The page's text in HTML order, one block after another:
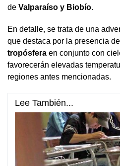
de Valparaíso y Biobío.
En detalle, se trata de una
que destaca por la presencia de
tropósfera en conjunto con
favorecerán elevadas
regiones antes mencionadas.
Lee También...